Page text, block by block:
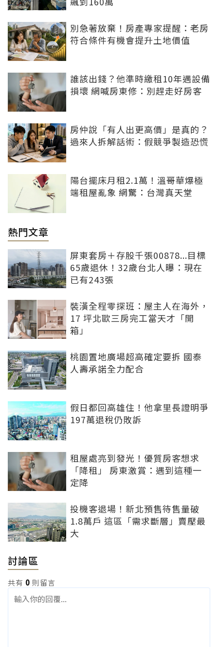
別急著放棄！房產專家提醒：老房
符合條件有機會提升土地價值
誰該出錢？他準時繳租10年遇設備
損壞 網喊房東修：別趕走好房客
房仲說「有人出更高價」是真的？
過來人拆解話術：假競爭製造恐慌
陽台擺床月租2.1萬！溫哥華爆極
端租屋亂象 網驚：台灣真天堂
熱門文章
屏東套房＋存股千張00878...目標
65歲退休！32歲台北人曝：現在
已有243張
裝潢全程零探班：屋主人在海外，
17 坪北歐三房完工當天才「開
箱」
桃園置地廣場超高確定要拆 國泰
人壽承諾全力配合
假日都回高雄住！他拿里長證明爭
197萬退稅仍敗訴
租屋處亮到發光！優質房客想求
「降租」 房東激賞：遇到這種一
定降
投機客退場！新北預售待售量破
1.8萬戶 這區「需求斷層」賣壓最
大
討論區
共有 0 則留言